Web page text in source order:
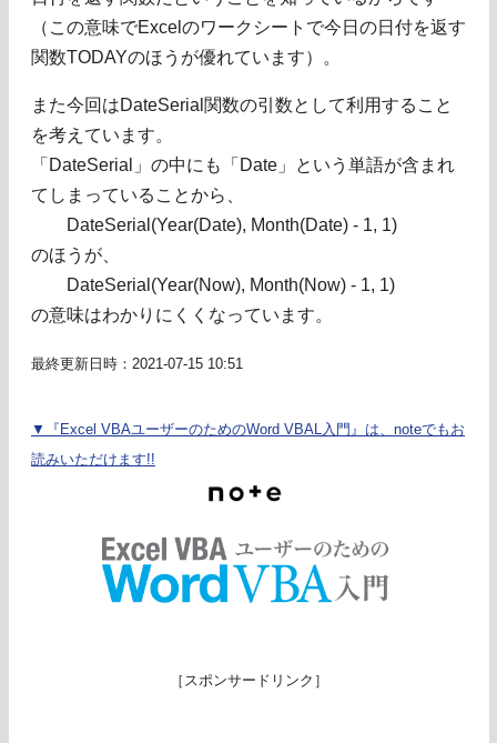
（この意味でExcelのワークシートで今日の日付を返す
関数TODAYのほうが優れています）。
また今回はDateSerial関数の引数として利用すること
を考えています。
「DateSerial」の中にも「Date」という単語が含まれ
てしまっていることから、
DateSerial(Year(Date), Month(Date) - 1, 1)
のほうが、
DateSerial(Year(Now), Month(Now) - 1, 1)
の意味はわかりにくくなっています。
最終更新日時：2021-07-15 10:51
▼『Excel VBAユーザーのためのWord VBAL入門』は、noteでもお
読みいただけます!!
［スポンサードリンク］